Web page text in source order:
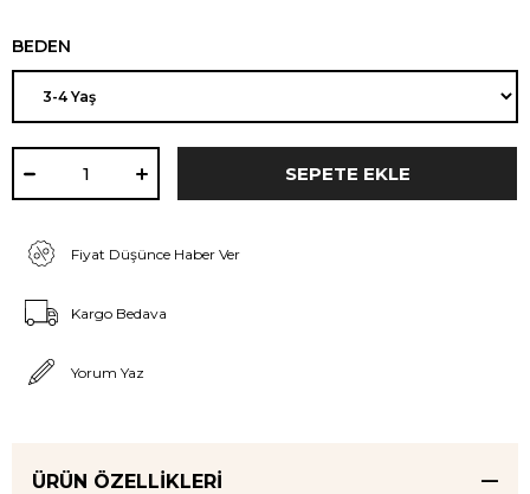
BEDEN
Fiyat Düşünce Haber Ver
Kargo Bedava
Yorum Yaz
ÜRÜN ÖZELLIKLERI